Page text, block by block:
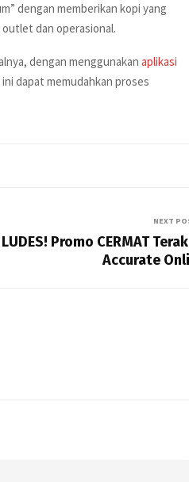
dengan memberikan kopi yang
outlet dan operasional.
dengan menggunakan aplikasi
ini dapat memudahkan proses
NEXT
Promo CERMAT
Accurate